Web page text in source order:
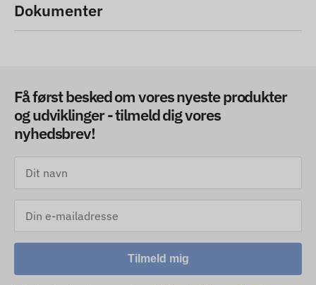
Dokumenter
Få først besked om vores nyeste produkter
og udviklinger - tilmeld dig vores
nyhedsbrev!
Tilmeld mig